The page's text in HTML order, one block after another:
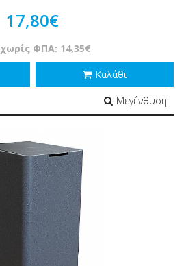
17,80€
ΦΠΑ: 14,35€
Καλάθι
Μεγένθυση